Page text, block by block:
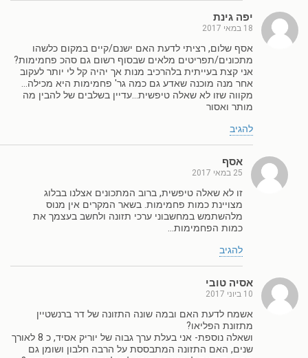
יפה גינת
18 במאי 2017
אסף שלום, רציתי לדעת האם ישנם/קיים במקום כלשהו
מתכונים/תפריטים מלאים שבסוף רשום גם סהכ פחמימות?
אני קצת בעייתית בלהרכיב מנות אך יהיה קל לי יותר לעקוב
אחר מנה מוכנה שאדע גם כמה גר' פחמימות היא מכילה…
מקווה שזו לא שאלה טיפשית…עדיין בשלבים של להבין מה
מותר ואסור
להגיב
אסף
25 במאי 2017
זו לא שאלה טיפשית, ברוב המתכונים אצלנו בבלוג
מצויינת כמות פחמימות. בשאר המקרים אין מנוס
מלהשתמש במחשבוני ערכי תזונה ולחשב בעצמך את
כמות הפחמימות…
להגיב
אסיה טובי
10 ביוני 2017
אשמח לדעת האם ובמה שונה התזונה של דר ברנשטיין
מתזונת הפליאו?
ושאלה נוספת- אני בעלת ערך גבוה של יוריק אסיד, כ 8 לאורך
שנים, האם התזונה המתבססת על הרבה חלבון ושומן גם